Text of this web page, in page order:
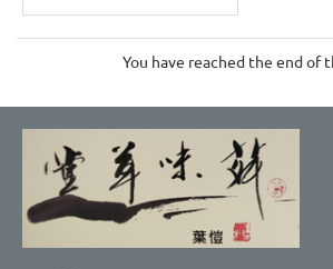
You have reached the end of